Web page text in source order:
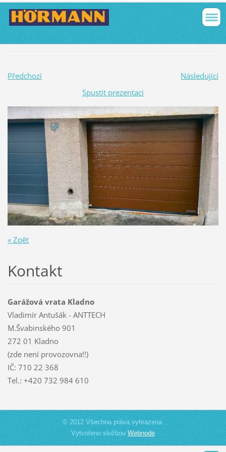
Předchozí
Následující
Spustit prezentaci
« Zpět
Kontakt
Garážová vrata Kladno
Vladimír Antušák - ANTTECH
M.Švabinského 901
272 01 Kladno
(zde není provozovna!!)
IČ: 710 22 368
Tel.: +420 732 984 610
© 2012 Všechna práva vyhrazena.
Vytvořeno službouWebnode